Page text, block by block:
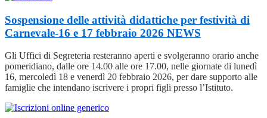
Sospensione delle attività didattiche per festività di
Carnevale-16 e 17 febbraio 2026 NEWS
Gli Uffici di Segreteria resteranno aperti e svolgeranno orario anche
pomeridiano, dalle ore 14.00 alle ore 17.00, nelle giornate di lunedì
16, mercoledì 18 e venerdì 20 febbraio 2026, per dare supporto alle
famiglie che intendano iscrivere i propri figli presso l’Istituto.